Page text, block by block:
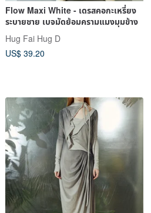
Flow Maxi White - เดรสคอกะเหรี่ยง
ระบายชาย เบจมัดย้อมครามแมงมุมข้าง
Hug Fai Hug D
US$ 39.20